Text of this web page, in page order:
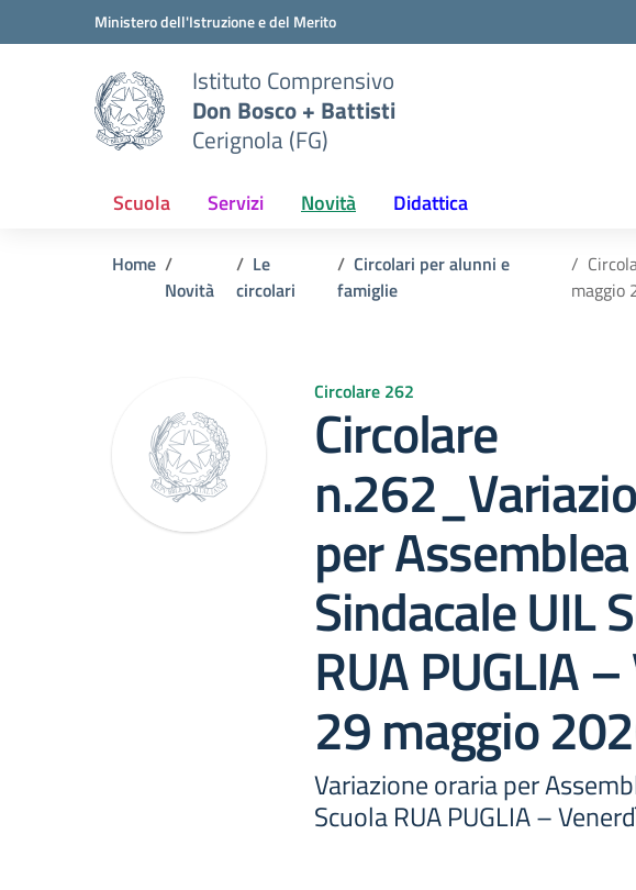
Vai ai contenuti
Vai al menu di navigazioneMinistero dell'Istruzione e del Merito
Istituto Comprensivo
Don Bosco + Battisti
Cerignola (FG)
Scuola Servizi Novità Didattica
Home
Novità
Le
circolari
Circolari per alunni e
famiglie
maggio
Circolare 262
Circolare
per Assemblea
Sindacale UIL
RUA PUGLIA
29 maggio
Variazione oraria per
Scuola RUA PUGLIA –